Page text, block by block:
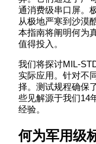
通消费级串口屏。
从极地严寒到沙漠
本指南将阐明何为
值得投入。
我们将探讨MIL-
实际应用。针对不
择。测试规程确保
些见解源于我们14
经验。
何为军用级